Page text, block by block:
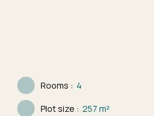
Rooms : 4
Plot size : 257m²